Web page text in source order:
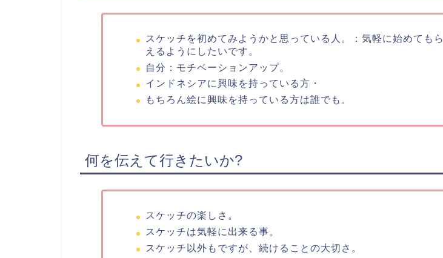
スケッチを初めてみようかと思っている人。：気軽に始めてもら
えるようにしたいです。
自分：モチベーションアップ。
インドネシアに興味を持っている方・
もちろん絵に興味を持っている方は誰でも。
何を伝えて行きたいか?
スケッチの楽しさ。
スケッチは気軽に出来る事。
スケッチ以外もですが、続けることの大切さ。